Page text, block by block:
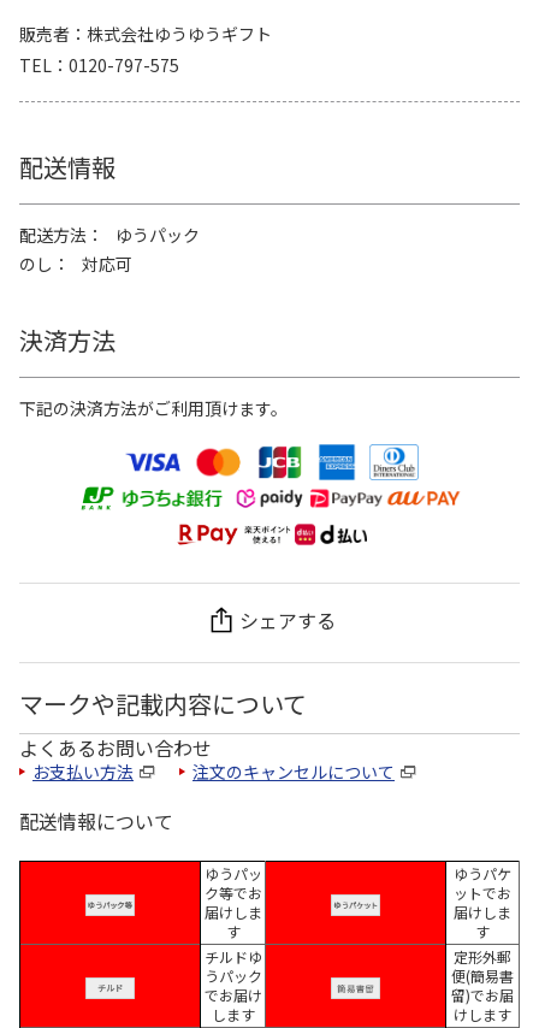
販売者
株式会社ゆうゆうギフト
TEL
0120-797-575
配送情報
配送方法
ゆうパック
のし
対応可
決済方法
下記の決済方法がご利用頂けます。
シェアする
マークや記載内容について
よくあるお問い合わせ
お支払い方法 注文のキャンセルについて
配送情報について
ゆうパッ
ク等でお
届けしま
す
ゆうパケ
ットでお
届けしま
す
チルドゆ
うパック
でお届け
します
定形外郵
便(簡易書
留)でお届
けします